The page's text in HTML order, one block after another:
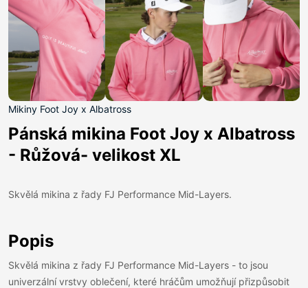
Mikiny Foot Joy x Albatross
Pánská mikina Foot Joy x Albatross
- Růžová- velikost XL
Skvělá mikina z řady FJ Performance Mid-Layers.
Popis
Skvělá mikina z řady FJ Performance Mid-Layers - to jsou
univerzální vrstvy oblečení, které hráčům umožňují přizpůsobit